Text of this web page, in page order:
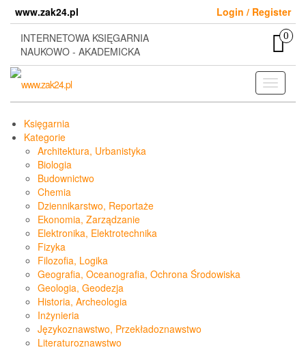
content
www.zak24.pl
Login / Register
INTERNETOWA KSIĘGARNIA
NAUKOWO - AKADEMICKA
0
Toggle
Księgarnia
Kategorie
Architektura, Urbanistyka
Biologia
Budownictwo
Chemia
Dziennikarstwo, Reportaże
Ekonomia, Zarządzanie
Elektronika, Elektrotechnika
Fizyka
Filozofia, Logika
Geografia, Oceanografia, Ochrona Środowiska
Geologia, Geodezja
Historia, Archeologia
Inżynieria
Językoznawstwo, Przekładoznawstwo
Literaturoznawstwo